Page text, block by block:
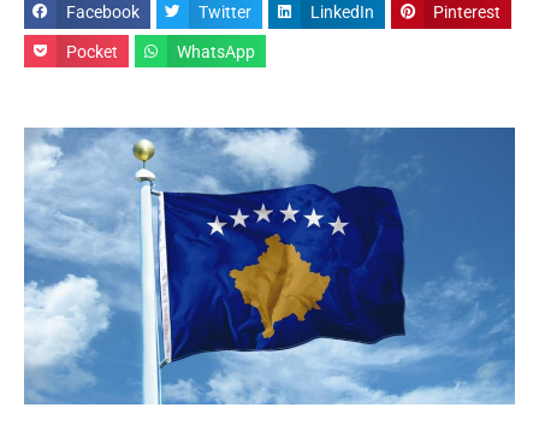
Facebook Twitter LinkedIn Pinterest
Pocket WhatsApp